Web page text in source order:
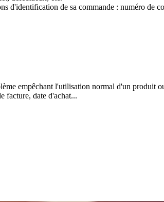
d'identification de sa commande : numéro de
empêchant l'utilisation normal d'un produit
facture, date d'achat...